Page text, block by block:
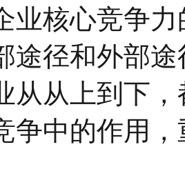
业核心竞争
途径和外部
从从上到下
争中的作用